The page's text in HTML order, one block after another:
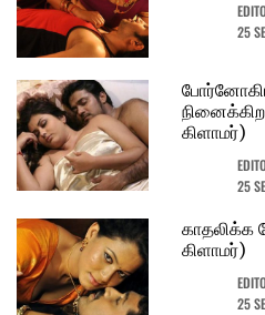
25
கிளாமர்)
25
காதலிக்க
கிளாமர்)
25